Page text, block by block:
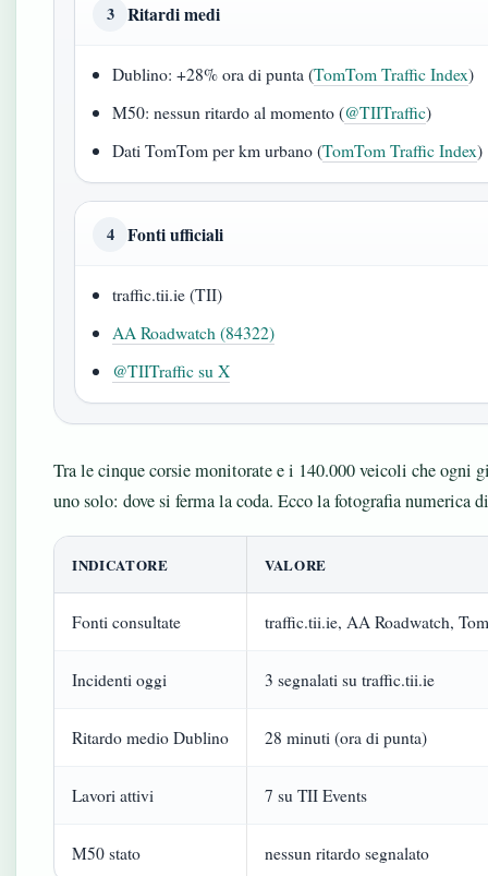
3 Ritardi medi
Dublino: +28% ora di punta (TomTom Traffic Index)
M50: nessun ritardo al momento (@TIITraffic)
Dati TomTom per km urbano (TomTom Traffic Index)
4 Fonti ufficiali
traffic.tii.ie (TII)
AA Roadwatch (84322)
@TIITraffic su X
Tra le cinque corsie monitorate e i 140.000 veicoli che ogni
uno solo: dove si ferma la coda. Ecco la fotografia
INDICATORE VALORE
Fonti consultate traffic.tii.ie, AA Roadwatch,
Incidenti oggi 3 segnalati su traffic.tii.ie
Ritardo medio Dublino 28 minuti (ora di punta)
Lavori attivi 7 su TII Events
M50 stato nessun ritardo segnalato